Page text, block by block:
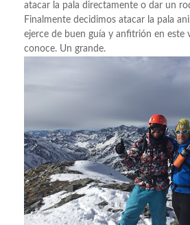
atacar la pala directamente o dar un
Finalmente decidimos atacar la pala
ejerce de buen guía y anfitrión en este
conoce. Un grande.